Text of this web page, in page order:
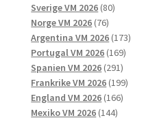
produkter
Sverige VM 2026 8080
Norge VM 2026 7676
produkter
Argentina VM 2026 173173
Portugal VM 2026 169169
Spanien VM 2026 291291
produkter
Frankrike VM 2026 199199
England VM 2026 166166
Mexiko VM 2026 144144